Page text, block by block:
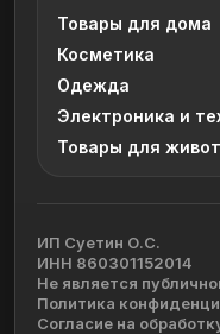
Товары для дома
Косметика
Одежда
Электроника и
Товары для
ИП Суетин О.С.
ИНН 860301152014
Не является
Политика
Согласие на